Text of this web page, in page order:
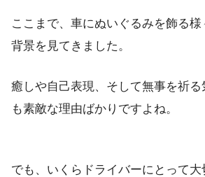
ここまで、車にぬいぐるみを飾る
背景を見てきました。
癒しや自己表現、そして無事を祈
も素敵な理由ばかりですよね。
でも、いくらドライバーにとって